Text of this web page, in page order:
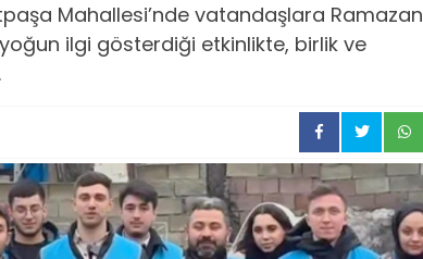
Mahallesi’nde vatandaşlara Ramazan
ilgi gösterdiği etkinlikte, birlik ve